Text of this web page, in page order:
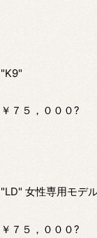
"K9"
￥７５，０００?
"LD" 女性専用モデ
￥７５，０００?